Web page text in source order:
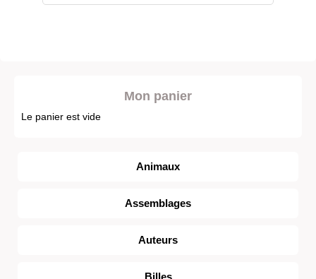
Mon panier
Le panier est vide
Animaux
Assemblages
Auteurs
Billes